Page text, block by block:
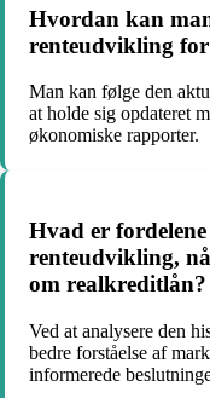
Hvordan kan
renteudvikling
Man kan følge den
at holde sig opdateret
økonomiske rapporter.
Hvad er
renteudvikling,
om realkreditlån?
Ved at analysere den
bedre forståelse af
informerede